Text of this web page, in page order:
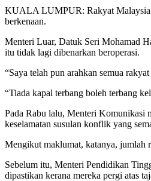
KUALA LUMPUR: Rakyat Malaysia
berkenaan.
Menteri Luar, Datuk Seri Mohamad
itu tidak lagi dibenarkan beroperasi.
“Saya telah pun arahkan semua
“Tiada kapal terbang boleh terbang
Pada Rabu lalu, Menteri Komunikasi
keselamatan susulan konflik yang
Mengikut maklumat, katanya, jumlah
Sebelum itu, Menteri Pendidikan
dipastikan kerana mereka pergi atas